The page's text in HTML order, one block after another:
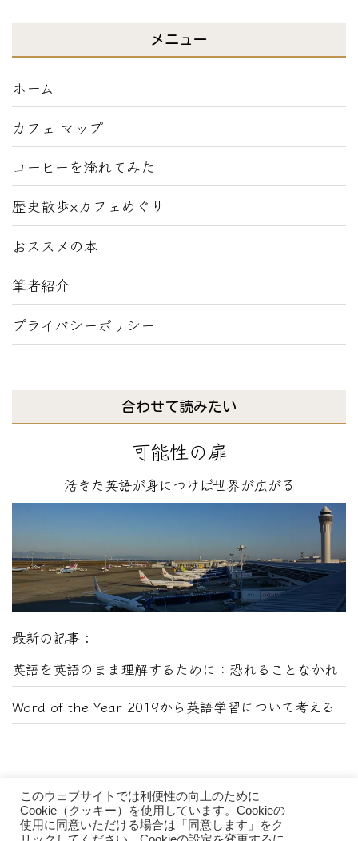
メニュー
ホーム
カフェ マップ
コーヒーを淹れてみた
歴史散歩×カフェめぐり
おススメの本
筆者紹介
プライバシーポリシー
合わせて読みたい
可能性の扉
活きた英語が身につけば世界が広がる
最新の記事：
英語を英語のまま理解するために：恐れることなかれ
Word of the Year 2019から英語学習について考える
このウェブサイトでは利便性の向上のために
Cookie（クッキー）を使用しています。Cookieの
使用に同意いただける場合は「同意します」をク